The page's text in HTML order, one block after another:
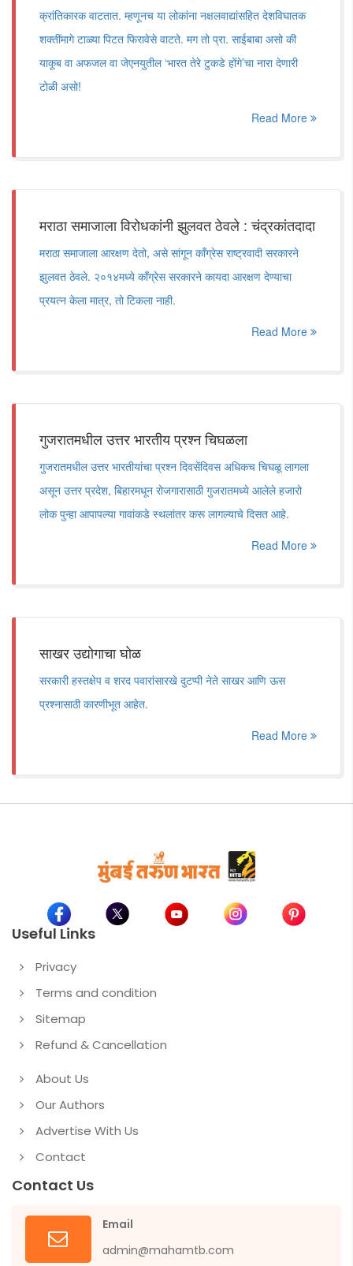
क्रांतिकारक वाटतात. म्हणूनच या लोकांना नक्षलवाद्यांसहित देशविघातक
शक्तींमागे टाळ्या पिटत फिरावेसे वाटते. मग तो प्रा. साईबाबा असो की
याकूब वा अफजल वा जेएनयुतील ‘भारत तेरे टुकडे होंगे’चा नारा देणारी
टोळी असो!
Read More
मराठा समाजाला विरोधकांनी झुलवत ठेवले : चंद्रकांतदादा
मराठा समाजाला आरक्षण देतो, असे सांगून कॉंग्रेस राष्ट्रवादी सरकारने
झुलवत ठेवले. २०१४मध्ये कॉंग्रेस सरकारने कायदा आरक्षण देण्याचा
प्रयत्न केला मात्र, तो टिकला नाही.
Read More
गुजरातमधील उत्तर भारतीय प्रश्न चिघळला
गुजरातमधील उत्तर भारतीयांचा प्रश्न दिवसेंदिवस अधिकच चिघळू लागला
असून उत्तर प्रदेश, बिहारमधून रोजगारासाठी गुजरातमध्ये आलेले हजारो
लोक पुन्हा आपापल्या गावांकडे स्थलांतर करू लागल्याचे दिसत आहे.
Read More
साखर उद्योगाचा घोळ
सरकारी हस्तक्षेप व शरद पवारांसारखे दुटप्पी नेते साखर आणि ऊस
प्रश्नासाठी कारणीभूत आहेत.
Read More
Useful Links
Privacy
Terms and condition
Sitemap
Refund & Cancellation
About Us
Our Authors
Advertise With Us
Contact
Contact Us
Email
admin@mahamtb.com